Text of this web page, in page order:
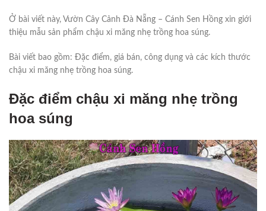
Ở bài viết này, Vườn Cây Cảnh Đà Nẵng – Cánh Sen Hồng xin giới
thiệu mẫu sản phẩm chậu xi măng nhẹ trồng hoa súng.
Bài viết bao gồm: Đặc điểm, giá bán, công dụng và các kích thước
chậu xi măng nhẹ trồng hoa súng.
Đặc điểm chậu xi măng nhẹ trồng
hoa súng